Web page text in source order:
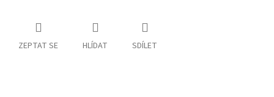
ZEPTAT SE HLÍDAT SDÍLET